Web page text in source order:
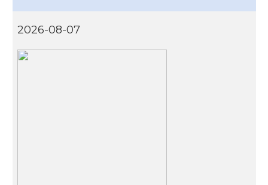
2026-08-07